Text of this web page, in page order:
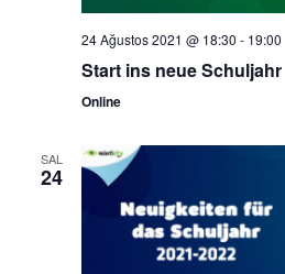
24 Ağustos 2021 @ 18:30 - 19:00
Start ins neue Schuljahr
Online
SAL
24